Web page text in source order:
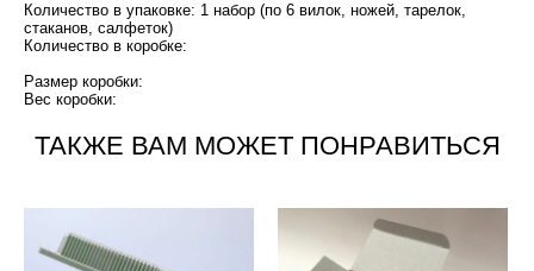
Количество в упаковке: 1 набор (по 6 вилок, ножей, тарелок,
стаканов, салфеток)
Количество в коробке:
Размер коробки:
Вес коробки:
ТАКЖЕ ВАМ МОЖЕТ ПОНРАВИТЬСЯ